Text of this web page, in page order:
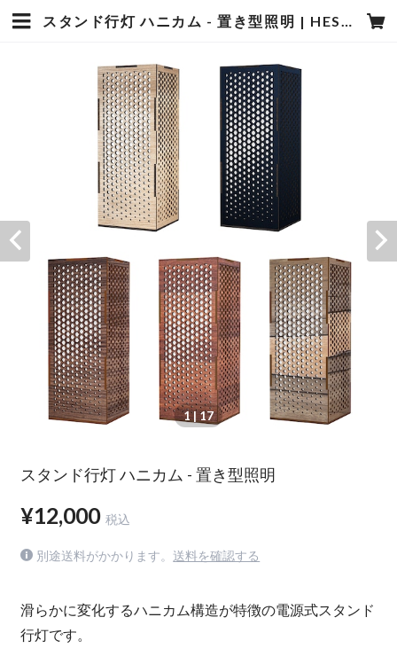
スタンド行灯 ハニカム - 置き型照明 | HESOLAB ONLINE SHOP
1| 17
スタンド行灯 ハニカム - 置き型照明
¥12,000 税込
別途送料がかかります。 送料を確認する
滑らかに変化するハニカム構造が特徴の電源式スタンド
行灯です。